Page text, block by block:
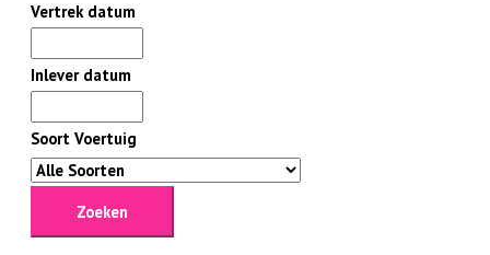
Vertrek datum
Inlever datum
Soort Voertuig
Zoeken